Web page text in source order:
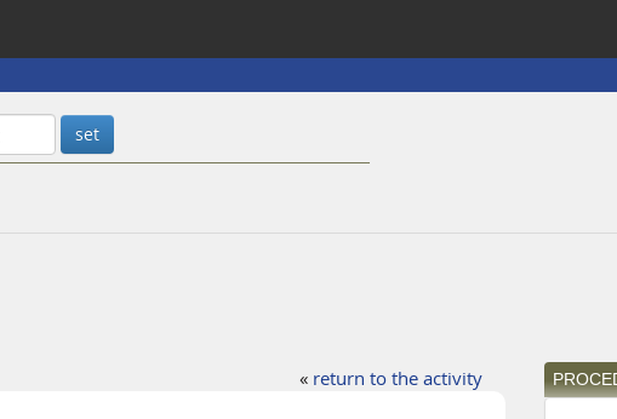
« return to the activity